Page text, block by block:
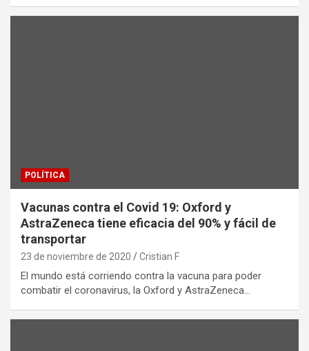
POLÍTICA
Vacunas contra el Covid 19: Oxford y
AstraZeneca tiene eficacia del 90% y fácil de
transportar
23 de noviembre de 2020 Cristian F
El mundo está corriendo contra la vacuna para poder
combatir el coronavirus, la Oxford y AstraZeneca…